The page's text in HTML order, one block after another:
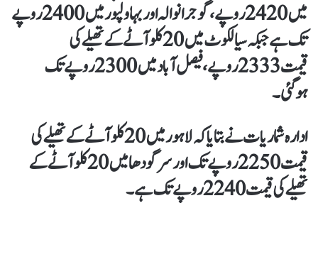
میں 2420 روپے، گوجرانوالہ اور بہاولپور میں 2400 روپے
تک ہے جبکہ سیالکوٹ میں 20 کلو آٹے کے تھیلے کی
قیمت 2333روپے، فیصل آباد میں 2300 روپے تک
ہوگئی۔
ادارہ شماریات نے بتایاکہ لاہور میں 20 کلو آٹےکے تھیلے کی
قیمت2250 روپے تک اور سرگودھا میں 20 کلو آٹے کے
تھیلے کی قیمت 2240 روپے تک ہے۔